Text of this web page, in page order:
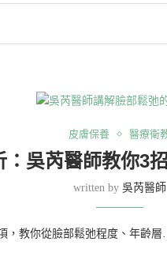
皮膚保養 醫療衛
：吳芮醫師教你3
written by 吳芮醫師
，教你從臉部鬆弛程度、年齡